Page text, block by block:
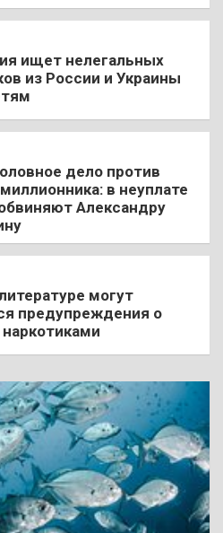
ищет нелегальных
из России и Украины
дело против
в неуплате
Александру
могут
предупреждения о